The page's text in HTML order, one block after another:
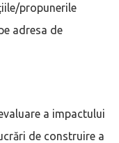
propunerile
adresa de
a impactului
de construire a